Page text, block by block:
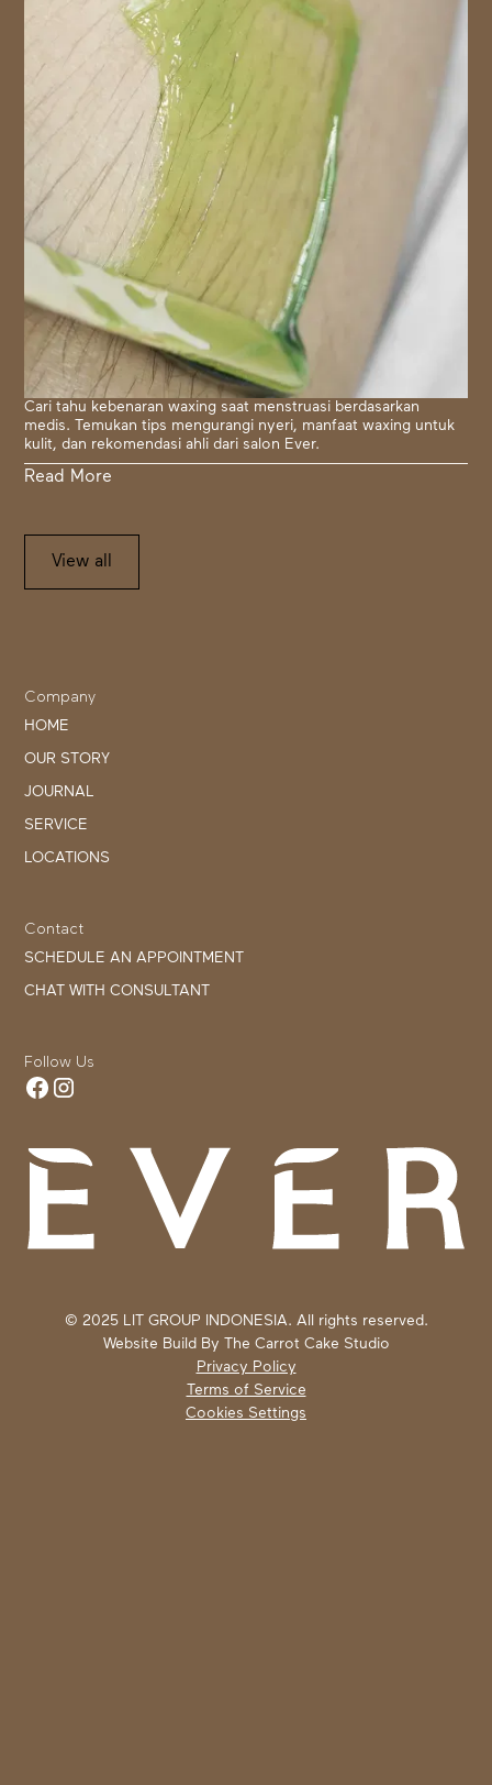
Cari tahu kebenaran waxing saat menstruasi berdasarkan
medis. Temukan tips mengurangi nyeri, manfaat waxing untuk
kulit, dan rekomendasi ahli dari salon Ever.
Read More
View all
Company
HOME
OUR STORY
JOURNAL
SERVICE
LOCATIONS
Contact
SCHEDULE AN APPOINTMENT
CHAT WITH CONSULTANT
Follow Us
© 2025 LIT GROUP INDONESIA. All rights reserved.
Website Build By
The Carrot Cake Studio
Privacy Policy
Terms of Service
Cookies Settings